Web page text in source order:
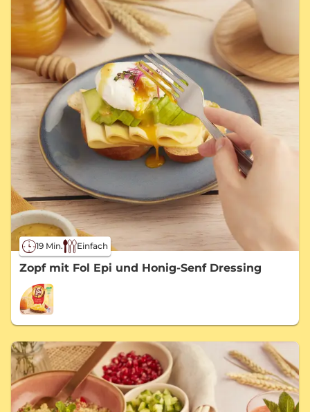
19 Min. Einfach
Zopf mit Fol Epi und Honig-Senf Dressing